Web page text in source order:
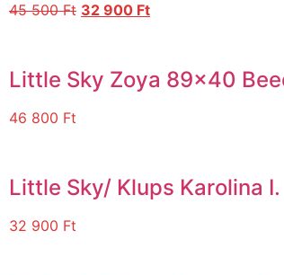
45 500Ft 32 900 Ft
Little Sky Zoya 89×40
46 800 Ft
Little Sky/ Klups Karolina
32 900 Ft